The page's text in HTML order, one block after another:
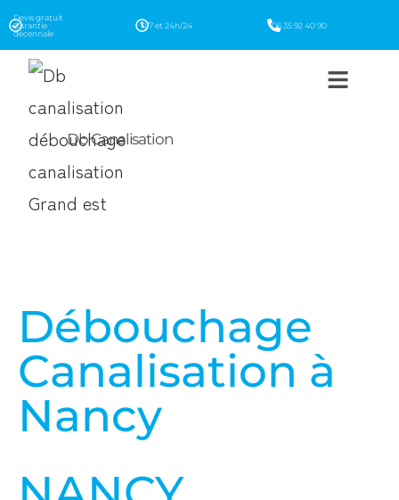
Devis gratuit
Garantie
décennale
7j/7 et 24h/24 06 35 92 40 90
Db Canalisation
Débouchage
Canalisation à
Nancy